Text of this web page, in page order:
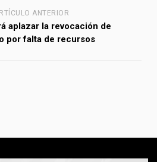
ANTERIOR
aplazar la revocación de
por falta de recursos